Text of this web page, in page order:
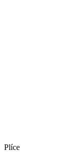
Plíce